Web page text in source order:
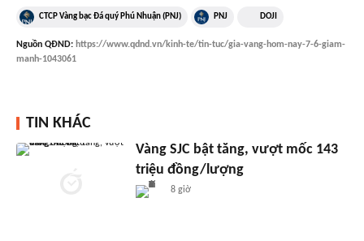
CTCP Vàng bạc Đá quý Phú Nhuận (PNJ) PNJ DOJI
Nguồn QĐND: https://www.qdnd.vn/kinh-te/tin-tuc/gia-vang-hom-nay-7-6-giam-
manh-1043061
TIN KHÁC
Vàng SJC bật tăng, vượt mốc 143
triệu đồng/lượng
8 giờ